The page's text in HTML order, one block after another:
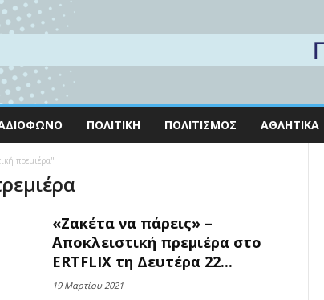
ΠΟΛΙΤΙΚΉ ΠΟΛΙΤΙΣΜΌΣ ΑΘΛΗΤΙΚΆ
πρεμιέρα"
«Ζακέτα να πάρεις» –
Αποκλειστική πρεμιέρα στο
ERTFLIX τη Δευτέρα 22...
19 Μαρτίου 2021